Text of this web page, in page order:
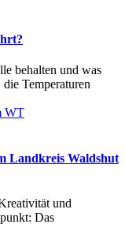
behalten und was
Temperaturen
Landkreis Waldshut
und
Das